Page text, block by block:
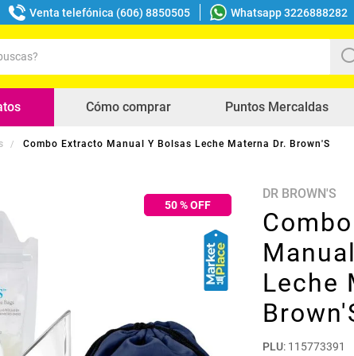
Venta telefónica (606) 8850505 Whatsapp 3226888282
Cómo comprar Puntos Mercaldas
Combo Extracto Manual Y Bolsas Leche Materna Dr. Brown'S
50% OFF
DR BROWN'S
Leche
PLU: 115773391
buscados